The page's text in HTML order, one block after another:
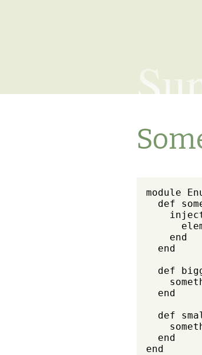
module
def
    end
  end
def
  end
def
  end
end